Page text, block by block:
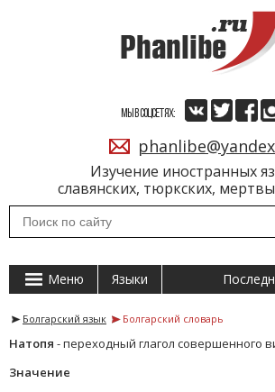
Изучение иностранных
славянских, тюркских,
МЫ В СОЦСЕТЯХ:
Меню Языки
Болгарский язык Болгарский словарь
Натопя - переходный глагол совершенного
Значение